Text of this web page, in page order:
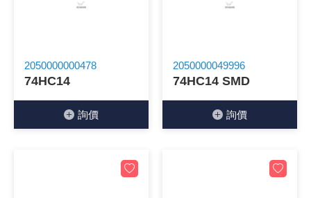
2050000000478
74HC14
詢價
2050000049996
74HC14 SMD
詢價